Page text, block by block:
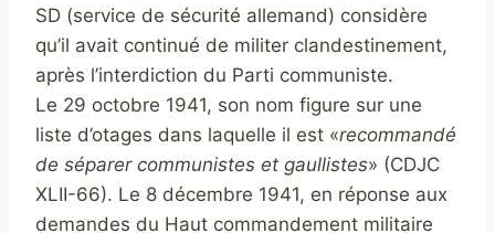
SD (service de sécurité allemand) considère
qu’il avait continué de militer clandestinement,
après l’interdiction du Parti communiste.
Le 29 octobre 1941, son nom figure sur une
liste d’otages dans laquelle il est «recommandé
de séparer communistes et gaullistes» (CDJC
XLII-66). Le 8 décembre 1941, en réponse aux
demandes du Haut commandement militaire